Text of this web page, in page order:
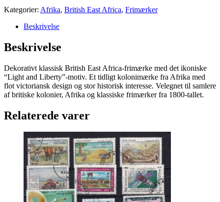
Kategorier: Afrika, British East Africa, Frimærker
Beskrivelse
Beskrivelse
Dekorativt klassisk British East Africa-frimærke med det ikoniske
“Light and Liberty”-motiv. Et tidligt kolonimærke fra Afrika med
flot victoriansk design og stor historisk interesse. Velegnet til samlere
af britiske kolonier, Afrika og klassiske frimærker fra 1800-tallet.
Relaterede varer